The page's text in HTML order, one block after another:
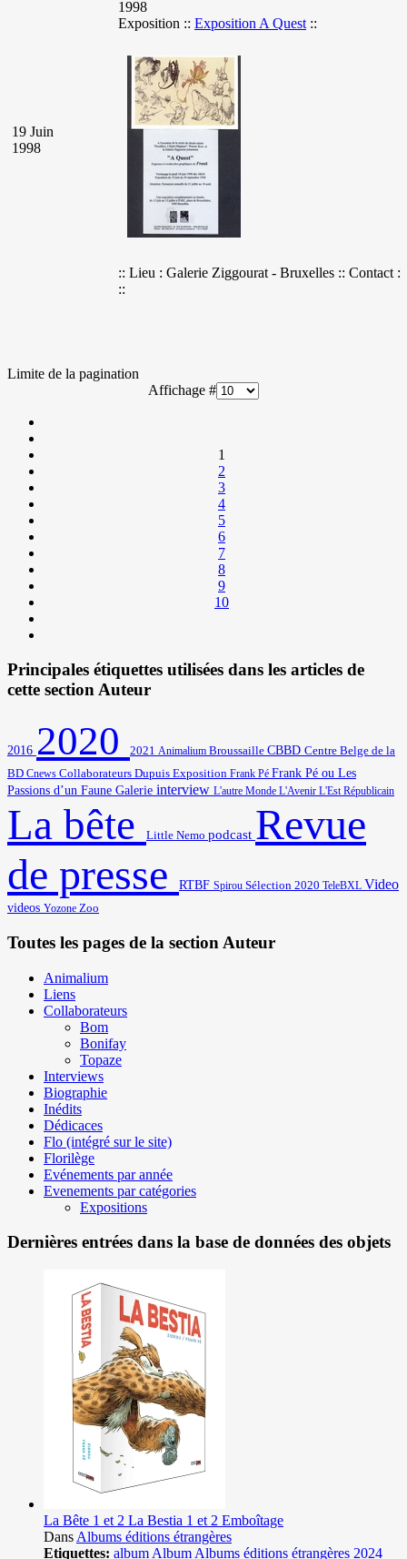
19 Juin
1998
1998
Exposition :: Exposition A Quest ::
:: Lieu : Galerie Ziggourat - Bruxelles :: Contact :
::
Limite de la pagination
Affichage #
1
2
3
4
5
6
7
8
9
10
Principales étiquettes utilisées dans les articles de
cette section Auteur
2016 2020 2021 Animalium Broussaille CBBD Centre Belge de la
BD Cnews Collaborateurs Dupuis Exposition Frank Pé Frank Pé ou Les
Passions d’un Faune Galerie interview L'autre Monde L'Avenir L'Est Républicain
La bête Little Nemo podcast Revue
de presse
RTBF Spirou Sélection 2020 TeleBXL Video
videos Yozone Zoo
Toutes les pages de la section Auteur
Animalium
Liens
Collaborateurs
Bom
Bonifay
Topaze
Interviews
Biographie
Inédits
Dédicaces
Flo (intégré sur le site)
Florilège
Evénements par année
Evenements par catégories
Expositions
Dernières entrées dans la base de données des objets
La Bête 1 et 2 La Bestia 1 et 2 Emboîtage
Dans Albums éditions étrangères
Etiquettes: album Album Albums éditions étrangères 2024